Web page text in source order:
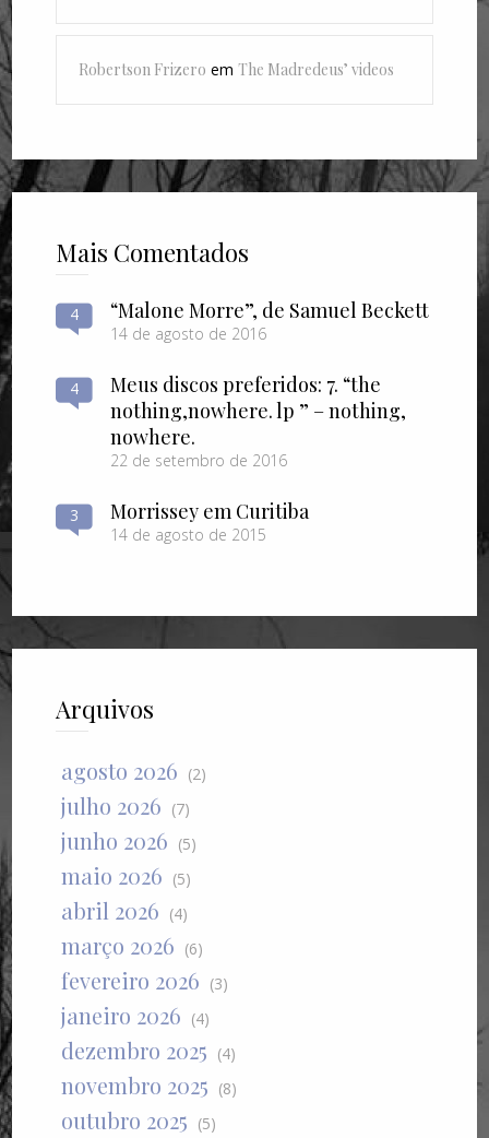
Robertson Frizero emThe Madredeus’ videos
Mais Comentados
4 “Malone Morre”, de Samuel Beckett
14 de agosto de 2016
4
Meus discos preferidos: 7. “the
nothing​,​nowhere. lp ” – nothing​,​
nowhere.
22 de setembro de 2016
3 Morrissey em Curitiba
14 de agosto de 2015
Arquivos
agosto 2026 (2)
julho 2026 (7)
junho 2026 (5)
maio 2026 (5)
abril 2026 (4)
março 2026 (6)
fevereiro 2026 (3)
janeiro 2026 (4)
dezembro 2025 (4)
novembro 2025 (8)
outubro 2025 (5)